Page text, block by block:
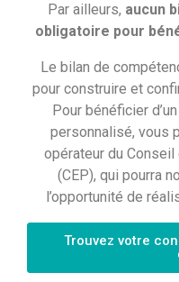
À condition de
dans la branche,
de travail
travail temporaire.
Par ailleurs, aucun
obligatoire pour
Le bilan de
pour construire et
Pour bénéficier
personnalisé, vous
opérateur du
(CEP), qui pourra
l’opportunité de
Trouvez votre